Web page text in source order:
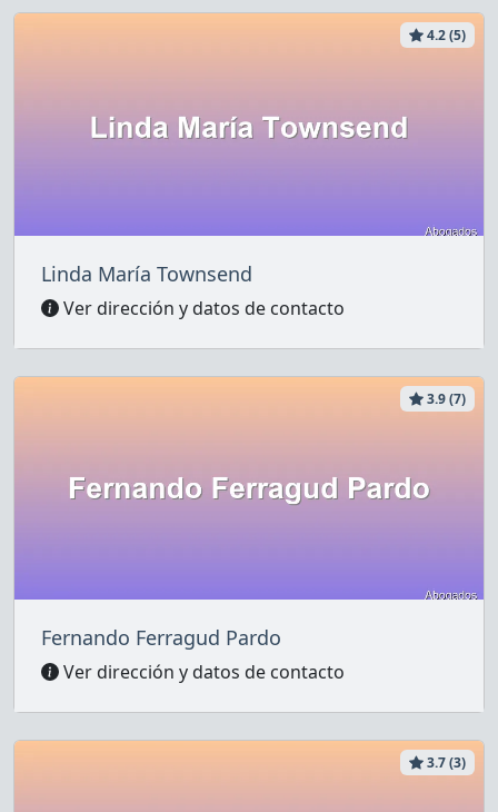
4.2 (5)
Linda María Townsend
Ver dirección y datos de contacto
3.9 (7)
Fernando Ferragud Pardo
Ver dirección y datos de contacto
3.7 (3)